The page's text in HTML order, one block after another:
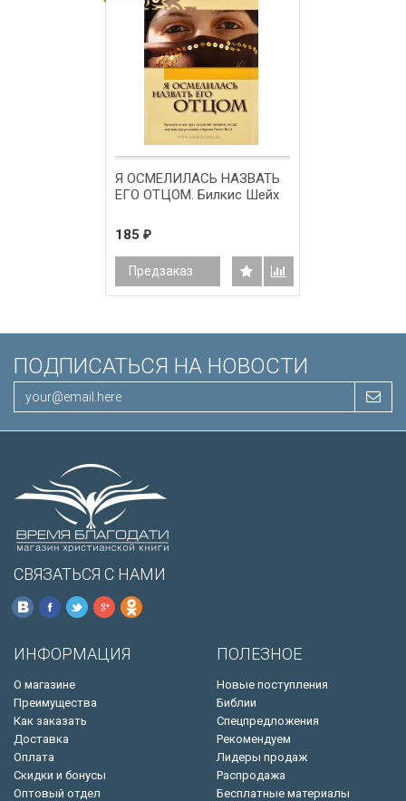
Я ОСМЕЛИЛАСЬ НАЗВАТЬ
ЕГО ОТЦОМ. Билкис Шейх
185 ₽
Предзаказ
ПОДПИСАТЬСЯ НА НОВОСТИ
СВЯЗАТЬСЯ С НАМИ
ИНФОРМАЦИЯ
О магазине
Преимущества
Как заказать
Доставка
Оплата
Скидки и бонусы
Оптовый отдел
ПОЛЕЗНОЕ
Новые поступления
Библии
Спецпредложения
Рекомендуем
Лидеры продаж
Распродажа
Бесплатные материалы